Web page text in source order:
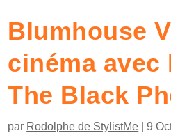
Blumhouse
cinéma avec
The Black
par Rodolphe de StylistMe |9